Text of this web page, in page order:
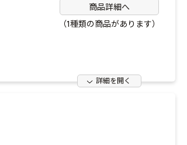
商品詳細へ
（1種類の商品があります）
詳細を開く